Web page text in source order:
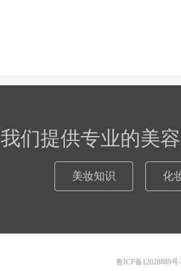
我们提供专业的美
美妆知识 化
鲁ICP备12028889号